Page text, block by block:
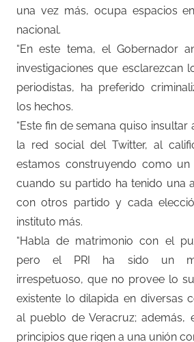
una vez más, ocupa espacios
nacional.
“En este tema, el Gobernador
investigaciones que esclarezcan
periodistas, ha preferido
los hechos.
“Este fin de semana quiso insultar
la red social del Twitter, al
estamos construyendo como un
cuando su partido ha tenido una
con otros partido y cada
instituto más.
“Habla de matrimonio con el
pero el PRI ha sido un
irrespetuoso, que no provee lo
existente lo dilapida en diversas
al pueblo de Veracruz; además,
principios que rigen a una unión